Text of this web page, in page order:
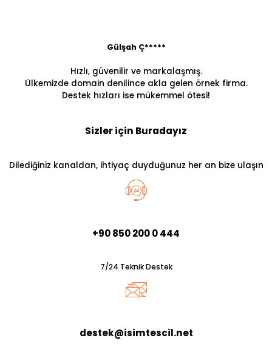
Gülşah Ç*****
Hızlı, güvenilir ve markalaşmış.
Ülkemizde domain denilince akla gelen örnek firma.
Destek hızları ise mükemmel ötesi!
Sizler için Buradayız
Dilediğiniz kanaldan, ihtiyaç duyduğunuz her an bize ulaşın
+90 850 200 0 444
7/24 Teknik Destek
destek@isimtescil.net